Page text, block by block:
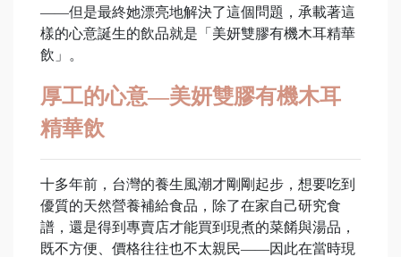
——但是最終她漂亮地解決了這個問題，承載著這
樣的心意誕生的飲品就是「美妍雙膠有機木耳精華
飲」。
厚工的心意—美妍雙膠有機木耳
精華飲
十多年前，台灣的養生風潮才剛剛起步，想要吃到
優質的天然營養補給食品，除了在家自己研究食
譜，還是得到專賣店才能買到現煮的菜餚與湯品，
既不方便、價格往往也不太親民——因此在當時現